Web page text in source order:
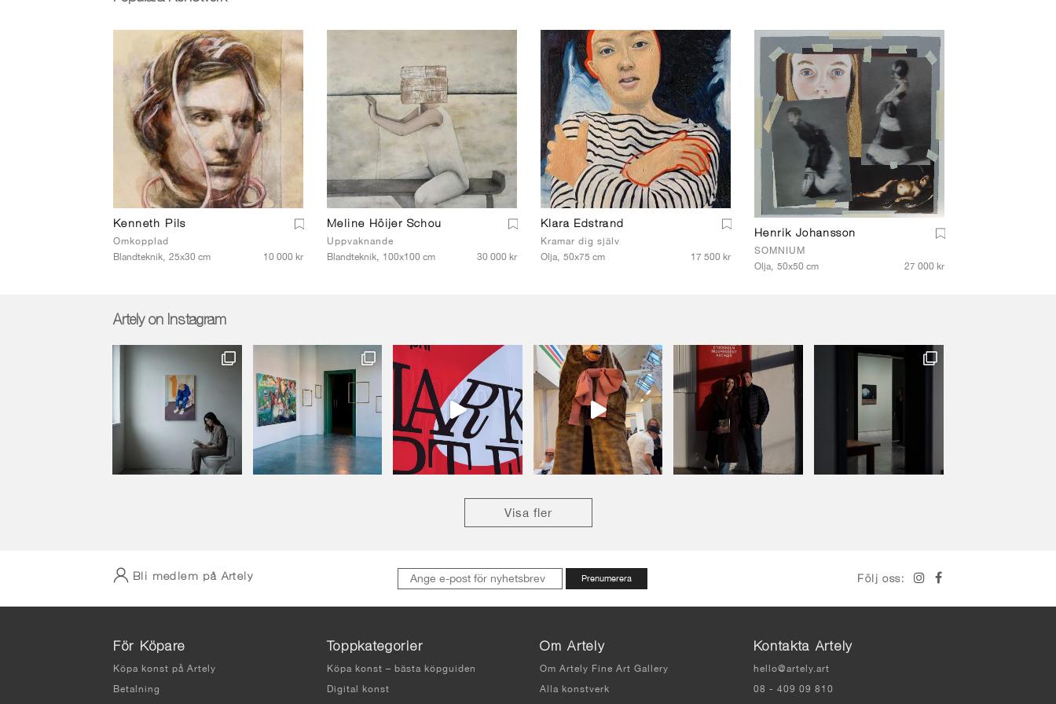
Kenneth Pils
Omkopplad
Blandteknik, 25x30 cm 10 000 kr
Meline Höijer Schou
Uppvaknande
Blandteknik, 100x100 cm 30 000 kr
Klara Edstrand
Kramar dig själv
Olja, 50x75 cm 17 500 kr
Henrik Johansson
SOMNIUM
Olja, 50x50 cm 27 000 kr
Artely on Instagram
Visa fler
Bli medlem på Artely Följ oss:
För Köpare
Köpa konst på Artely
Betalning
Toppkategorier
Köpa konst – bästa köpguiden
Digital konst
Om Artely
Om Artely Fine Art Gallery
Alla konstverk
Kontakta Artely
hello@artely.art
08 - 409 09 810